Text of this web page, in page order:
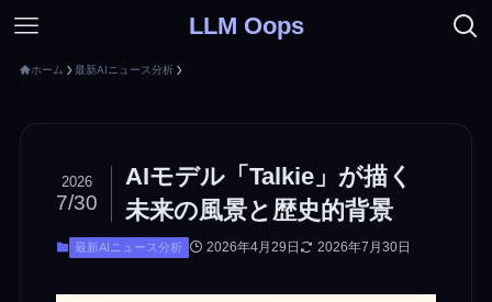
LLM Oops
ホーム 最新AIニュース分析
AIモデル「Talkie」が描く
未来の風景と歴史的背景
2026
7/30
最新AIニュース分析 2026年4月29日 2026年7月30日